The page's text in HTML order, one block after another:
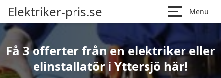
Elektriker-pris.se Menu
Få 3 offerter från en elektriker eller
elinstallatör i Yttersjö här!